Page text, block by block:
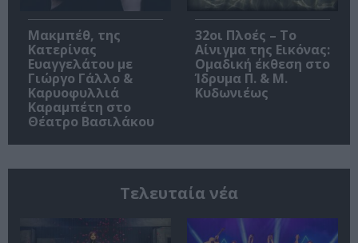
Μακμπέθ, της
Κατερίνας
Ευαγγελάτου με
Γιώργο Γάλλο &
Καρυοφυλλιά
Καραμπέτη στο
Θέατρο Βασιλάκου
32οι Πλοές – Το
Αίνιγμα της Εικόνας:
Ομαδική έκθεση στο
Ίδρυμα Π. & Μ.
Κυδωνιέως
Τελευταία νέα